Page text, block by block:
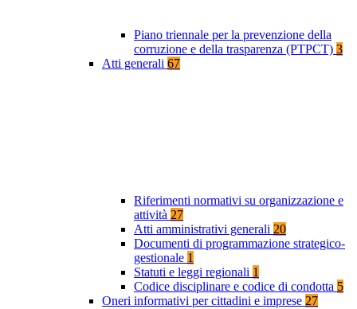
Piano triennale per la prevenzione della
corruzione e della trasparenza (PTPCT) 3
Atti generali 67
Riferimenti normativi su organizzazione e
attività 27
Atti amministrativi generali 20
Documenti di programmazione strategico-
gestionale 1
Statuti e leggi regionali 1
Codice disciplinare e codice di condotta 5
Oneri informativi per cittadini e imprese 27